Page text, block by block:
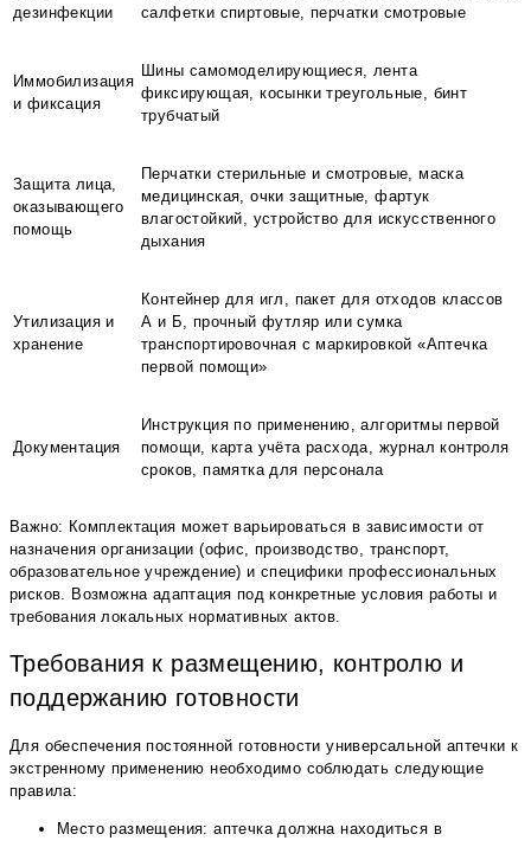
дезинфекции
салфетки спиртовые, перчатки смотровые
Иммобилизация
и фиксация
Шины самомоделирующиеся, лента
фиксирующая, косынки треугольные, бинт
трубчатый
Защита лица,
оказывающего
помощь
Перчатки стерильные и смотровые, маска
медицинская, очки защитные, фартук
влагостойкий, устройство для искусственного
дыхания
Утилизация и
хранение
Контейнер для игл, пакет для отходов классов
А и Б, прочный футляр или сумка
транспортировочная с маркировкой «Аптечка
первой помощи»
Документация
Инструкция по применению, алгоритмы первой
помощи, карта учёта расхода, журнал контроля
сроков, памятка для персонала
Важно: Комплектация может варьироваться в зависимости от
назначения организации (офис, производство, транспорт,
образовательное учреждение) и специфики профессиональных
рисков. Возможна адаптация под конкретные условия работы и
требования локальных нормативных актов.
Требования к размещению, контролю и
поддержанию готовности
Для обеспечения постоянной готовности универсальной аптечки к
экстренному применению необходимо соблюдать следующие
правила:
Место размещения: аптечка должна находиться в